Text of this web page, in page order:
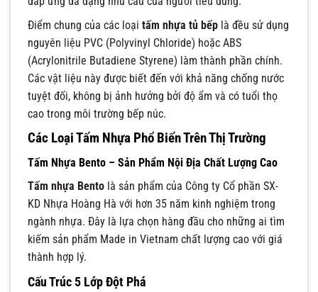
Điểm chung của các loại tấm nhựa tủ bếp là đều sử dụng
nguyên liệu PVC (Polyvinyl Chloride) hoặc ABS
(Acrylonitrile Butadiene Styrene) làm thành phần chính.
Các vật liệu này được biết đến với khả năng chống nước
tuyệt đối, không bị ảnh hưởng bởi độ ẩm và có tuổi thọ
cao trong môi trường bếp núc.
Các Loại Tấm Nhựa Phổ Biến Trên Thị Trường
Tấm Nhựa Bento – Sản Phẩm Nội Địa Chất Lượng Cao
Tấm nhựa Bento là sản phẩm của Công ty Cổ phần SX-
KD Nhựa Hoàng Hà với hơn 35 năm kinh nghiệm trong
ngành nhựa. Đây là lựa chọn hàng đầu cho những ai tìm
kiếm sản phẩm Made in Vietnam chất lượng cao với giá
thành hợp lý.
Cấu Trúc 5 Lớp Đột Phá